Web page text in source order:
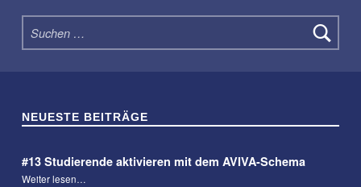
Suchen nach:
NEUESTE BEITRÄGE
#13 Studierende aktivieren mit dem AVIVA-Schema
Weiter lesen“#13 Studierende aktivieren mit dem AVIVA-Schema”
…